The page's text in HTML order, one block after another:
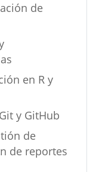
de
en R y
y GitHub
de
de reportes